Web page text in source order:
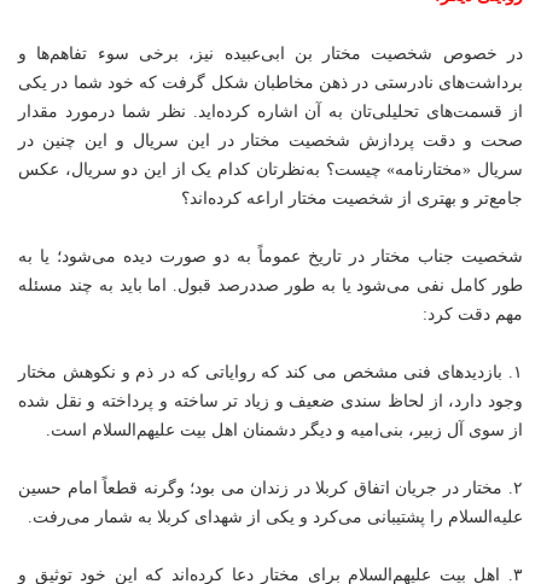
در خصوص شخصیت مختار بن ابی‌عبیده نیز، برخی سوء تفاهم‌ها و
برداشت‌های نادرستی در ذهن مخاطبان شکل گرفت که خود شما در یکی
از قسمت‌های تحلیلی‌تان به آن اشاره کرده‌اید. نظر شما درمورد مقدار
صحت و دقت پردازش شخصیت مختار در این سریال و این چنین در
سریال «مختارنامه» چیست؟ به‌نظرتان کدام یک از این دو سریال، عکس
جامع‌تر و بهتری از شخصیت مختار اراعه کرده‌اند؟
شخصیت جناب مختار در تاریخ عموماً به دو صورت دیده می‌شود؛ یا به
طور کامل نفی می‌شود یا به طور صددرصد قبول. اما باید به چند مسئله
مهم دقت کرد:
۱. بازدید‌های فنی مشخص می کند که روایاتی که در ذم و نکوهش مختار
وجود دارد، از لحاظ سندی ضعیف و زیاد تر ساخته و پرداخته و نقل شده
از سوی آل زبیر، بنی‌امیه و دیگر دشمنان اهل بیت علیهم‌السلام است.
۲. مختار در جریان اتفاق کربلا در زندان می بود؛ وگرنه قطعاً امام حسین
علیه‌السلام را پشتیبانی می‌کرد و یکی از شهدای کربلا به شمار می‌رفت.
۳. اهل بیت علیهم‌السلام برای مختار دعا کرده‌اند که این خود توثیق و